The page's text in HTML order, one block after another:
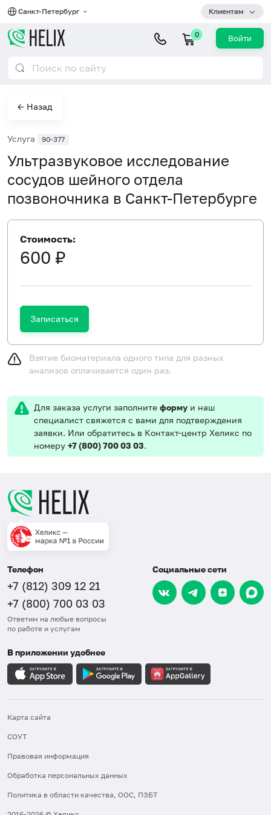
Санкт-Петербург Клиентам
0 Войти
← Назад
Услуга 90-377
Ультразвуковое исследование
сосудов шейного отдела
позвоночника в Санкт-Петербурге
Стоимость:
600 ₽
Записаться
Взятие биоматериала одного типа для разных
анализов оплачивается один раз.
Для заказа услуги заполните форму и наш
специалист свяжется с вами для подтверждения
заявки. Или обратитесь в Контакт-центр Хеликс по
номеру +7 (800) 700 03 03.
Телефон
+7 (812) 309 12 21
+7 (800) 700 03 03
Ответим на любые вопросы
по работе и услугам
Социальные сети
В приложении удобнее
Карта сайта
СОУТ
Правовая информация
Обработка персональных данных
Политика в области качества, ООС, ПЗБТ